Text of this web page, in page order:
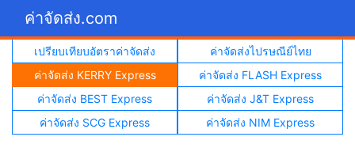
ค่าจัดส่ง.com
เปรียบเทียบอัตราค่าจัดส่ง
ค่าจัดส่งไปรษณีย์ไทย
ค่าจัดส่ง KERRY Express
ค่าจัดส่ง FLASH Express
ค่าจัดส่ง BEST Express
ค่าจัดส่ง J&T Express
ค่าจัดส่ง SCG Express
ค่าจัดส่ง NIM Express